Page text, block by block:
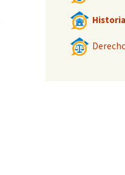
Historia